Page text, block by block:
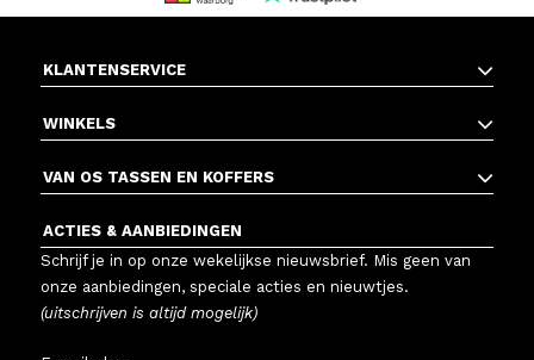
KLANTENSERVICE
WINKELS
VAN OS TASSEN EN KOFFERS
ACTIES & AANBIEDINGEN
Schrijf je in op onze wekelijkse nieuwsbrief. Mis geen van
onze aanbiedingen, speciale acties en nieuwtjes.
(uitschrijven is altijd mogelijk)